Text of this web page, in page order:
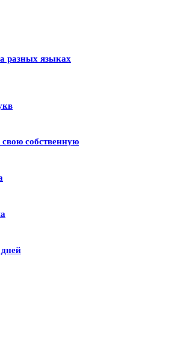
разных языках
собственную